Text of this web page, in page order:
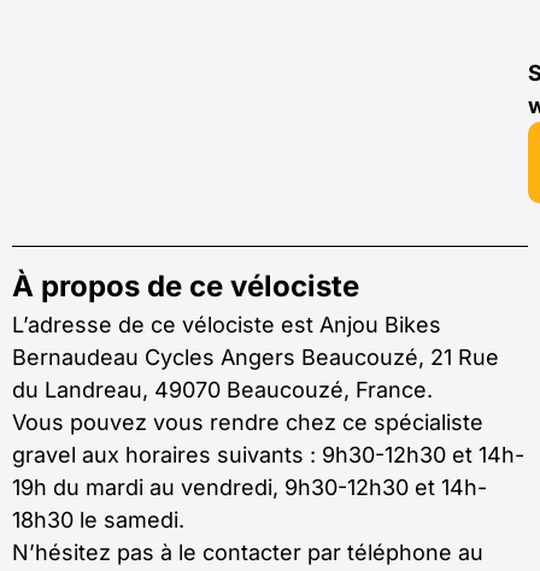
À propos de ce vélociste
L’adresse de ce vélociste est Anjou Bikes
Bernaudeau Cycles Angers Beaucouzé, 21 Rue
du Landreau, 49070 Beaucouzé, France.
Vous pouvez vous rendre chez ce spécialiste
gravel aux horaires suivants : 9h30-12h30 et 14h-
19h du mardi au vendredi, 9h30-12h30 et 14h-
18h30 le samedi.
N’hésitez pas à le contacter par téléphone au